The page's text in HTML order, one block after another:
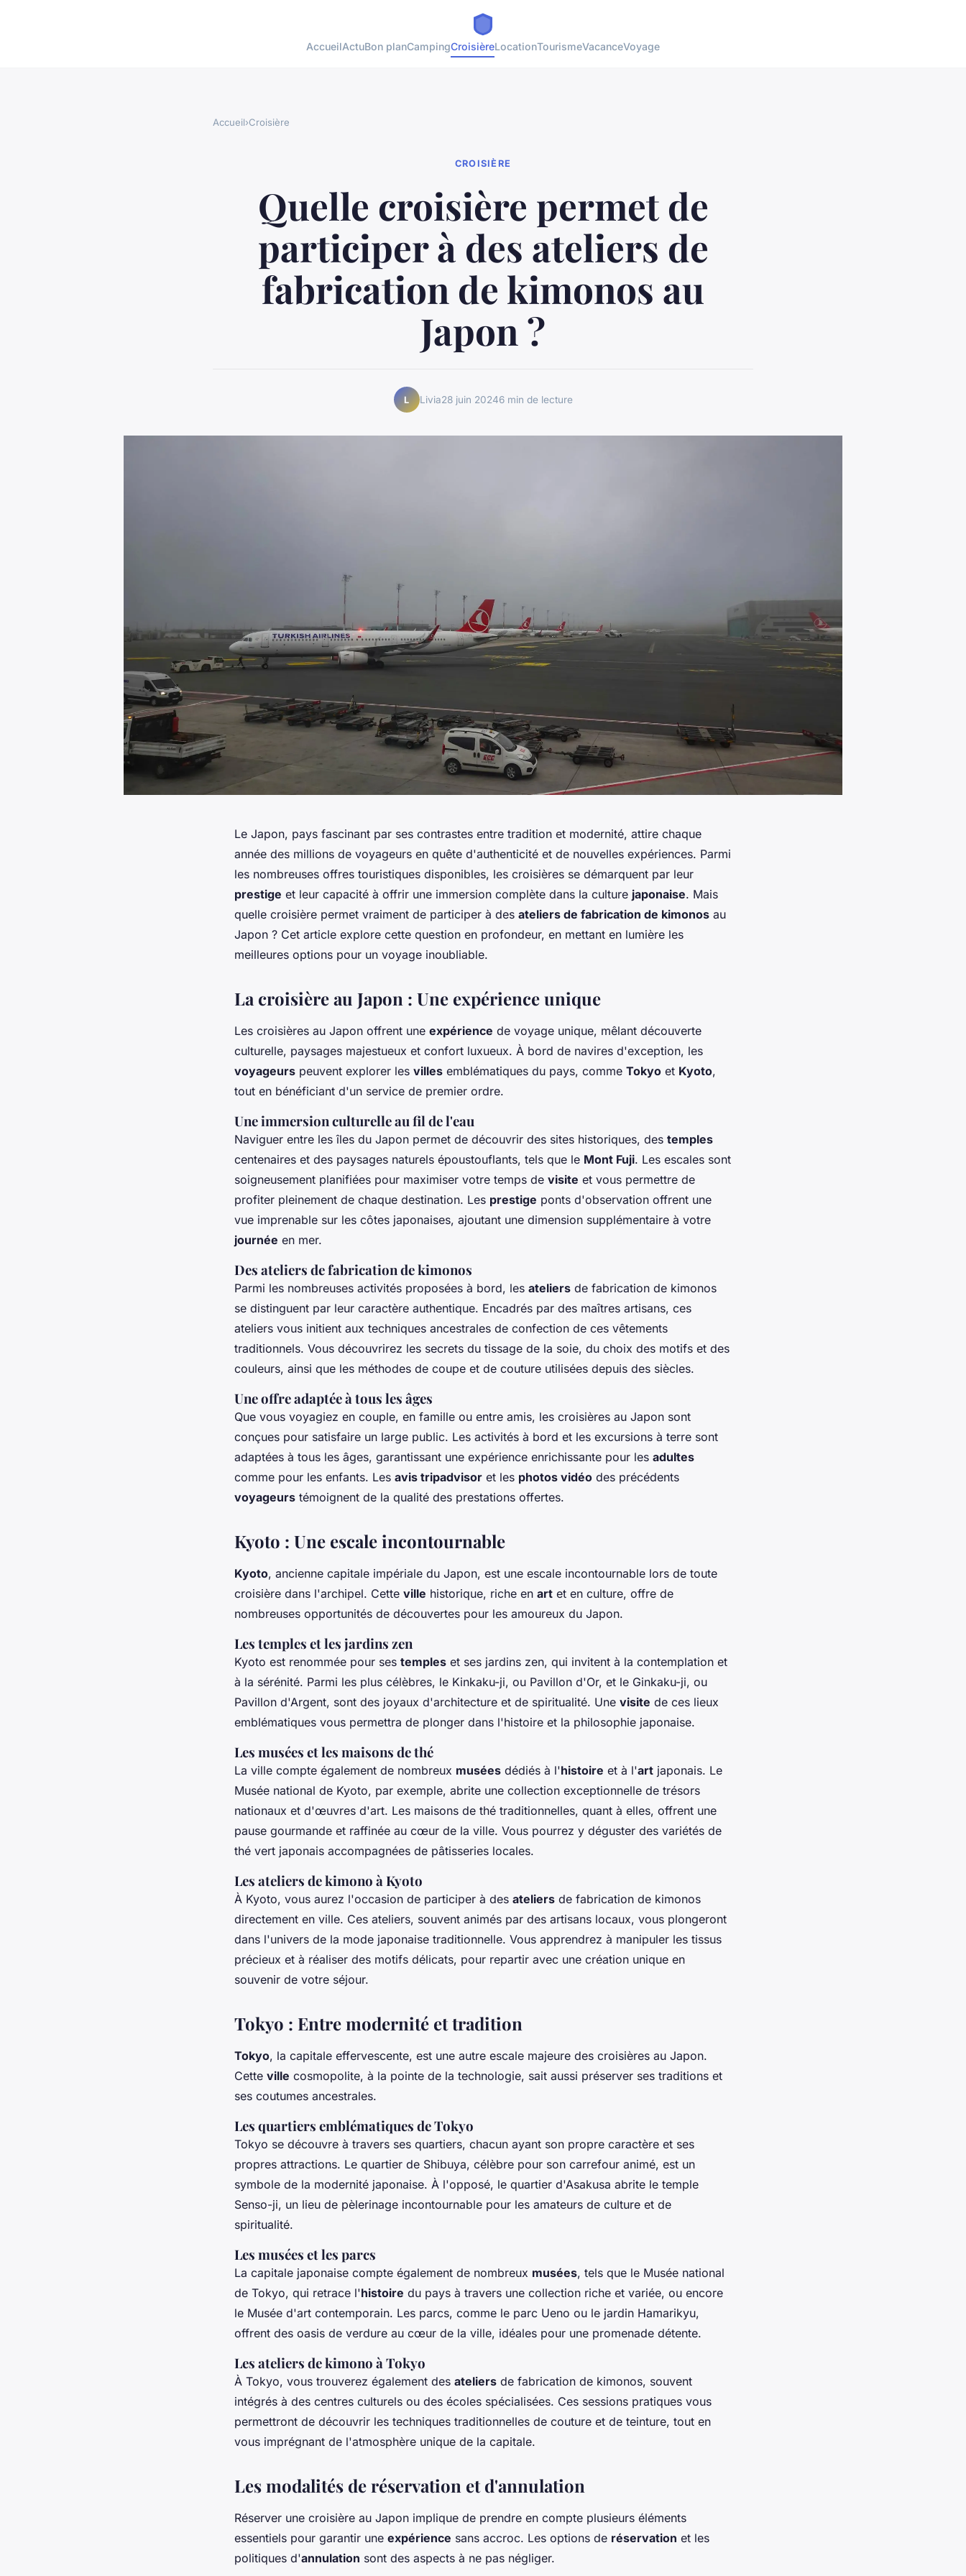
AccueilActuBon planCampingCroisièreLocationTourismeVacanceVoyage
Accueil›Croisière
CROISIÈRE
Quelle croisière permet de
participer à des ateliers de
fabrication de kimonos au
Japon ?
L Livia28 juin 20246 min de lecture
Le Japon, pays fascinant par ses contrastes entre tradition et modernité, attire chaque
année des millions de voyageurs en quête d'authenticité et de nouvelles expériences. Parmi
les nombreuses offres touristiques disponibles, les croisières se démarquent par leur
prestige et leur capacité à offrir une immersion complète dans la culture japonaise. Mais
quelle croisière permet vraiment de participer à des ateliers de fabrication de kimonos au
Japon ? Cet article explore cette question en profondeur, en mettant en lumière les
meilleures options pour un voyage inoubliable.
La croisière au Japon : Une expérience unique
Les croisières au Japon offrent une expérience de voyage unique, mêlant découverte
culturelle, paysages majestueux et confort luxueux. À bord de navires d'exception, les
voyageurs peuvent explorer les villes emblématiques du pays, comme Tokyo et Kyoto,
tout en bénéficiant d'un service de premier ordre.
Une immersion culturelle au fil de l'eau
Naviguer entre les îles du Japon permet de découvrir des sites historiques, des temples
centenaires et des paysages naturels époustouflants, tels que le Mont Fuji. Les escales sont
soigneusement planifiées pour maximiser votre temps de visite et vous permettre de
profiter pleinement de chaque destination. Les prestige ponts d'observation offrent une
vue imprenable sur les côtes japonaises, ajoutant une dimension supplémentaire à votre
journée en mer.
Des ateliers de fabrication de kimonos
Parmi les nombreuses activités proposées à bord, les ateliers de fabrication de kimonos
se distinguent par leur caractère authentique. Encadrés par des maîtres artisans, ces
ateliers vous initient aux techniques ancestrales de confection de ces vêtements
traditionnels. Vous découvrirez les secrets du tissage de la soie, du choix des motifs et des
couleurs, ainsi que les méthodes de coupe et de couture utilisées depuis des siècles.
Une offre adaptée à tous les âges
Que vous voyagiez en couple, en famille ou entre amis, les croisières au Japon sont
conçues pour satisfaire un large public. Les activités à bord et les excursions à terre sont
adaptées à tous les âges, garantissant une expérience enrichissante pour les adultes
comme pour les enfants. Les avis tripadvisor et les photos vidéo des précédents
voyageurs témoignent de la qualité des prestations offertes.
Kyoto : Une escale incontournable
Kyoto, ancienne capitale impériale du Japon, est une escale incontournable lors de toute
croisière dans l'archipel. Cette ville historique, riche en art et en culture, offre de
nombreuses opportunités de découvertes pour les amoureux du Japon.
Les temples et les jardins zen
Kyoto est renommée pour ses temples et ses jardins zen, qui invitent à la contemplation et
à la sérénité. Parmi les plus célèbres, le Kinkaku-ji, ou Pavillon d'Or, et le Ginkaku-ji, ou
Pavillon d'Argent, sont des joyaux d'architecture et de spiritualité. Une visite de ces lieux
emblématiques vous permettra de plonger dans l'histoire et la philosophie japonaise.
Les musées et les maisons de thé
La ville compte également de nombreux musées dédiés à l'histoire et à l'art japonais. Le
Musée national de Kyoto, par exemple, abrite une collection exceptionnelle de trésors
nationaux et d'œuvres d'art. Les maisons de thé traditionnelles, quant à elles, offrent une
pause gourmande et raffinée au cœur de la ville. Vous pourrez y déguster des variétés de
thé vert japonais accompagnées de pâtisseries locales.
Les ateliers de kimono à Kyoto
À Kyoto, vous aurez l'occasion de participer à des ateliers de fabrication de kimonos
directement en ville. Ces ateliers, souvent animés par des artisans locaux, vous plongeront
dans l'univers de la mode japonaise traditionnelle. Vous apprendrez à manipuler les tissus
précieux et à réaliser des motifs délicats, pour repartir avec une création unique en
souvenir de votre séjour.
Tokyo : Entre modernité et tradition
Tokyo, la capitale effervescente, est une autre escale majeure des croisières au Japon.
Cette ville cosmopolite, à la pointe de la technologie, sait aussi préserver ses traditions et
ses coutumes ancestrales.
Les quartiers emblématiques de Tokyo
Tokyo se découvre à travers ses quartiers, chacun ayant son propre caractère et ses
propres attractions. Le quartier de Shibuya, célèbre pour son carrefour animé, est un
symbole de la modernité japonaise. À l'opposé, le quartier d'Asakusa abrite le temple
Senso-ji, un lieu de pèlerinage incontournable pour les amateurs de culture et de
spiritualité.
Les musées et les parcs
La capitale japonaise compte également de nombreux musées, tels que le Musée national
de Tokyo, qui retrace l'histoire du pays à travers une collection riche et variée, ou encore
le Musée d'art contemporain. Les parcs, comme le parc Ueno ou le jardin Hamarikyu,
offrent des oasis de verdure au cœur de la ville, idéales pour une promenade détente.
Les ateliers de kimono à Tokyo
À Tokyo, vous trouverez également des ateliers de fabrication de kimonos, souvent
intégrés à des centres culturels ou des écoles spécialisées. Ces sessions pratiques vous
permettront de découvrir les techniques traditionnelles de couture et de teinture, tout en
vous imprégnant de l'atmosphère unique de la capitale.
Les modalités de réservation et d'annulation
Réserver une croisière au Japon implique de prendre en compte plusieurs éléments
essentiels pour garantir une expérience sans accroc. Les options de réservation et les
politiques d'annulation sont des aspects à ne pas négliger.